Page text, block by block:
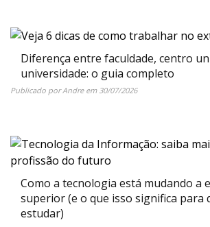
Diferença entre faculdade, centro
universidade: o guia completo
Publicado porAndreem 30/07/2026
Como a tecnologia está mudando a
superior (e o que isso significa para
estudar)